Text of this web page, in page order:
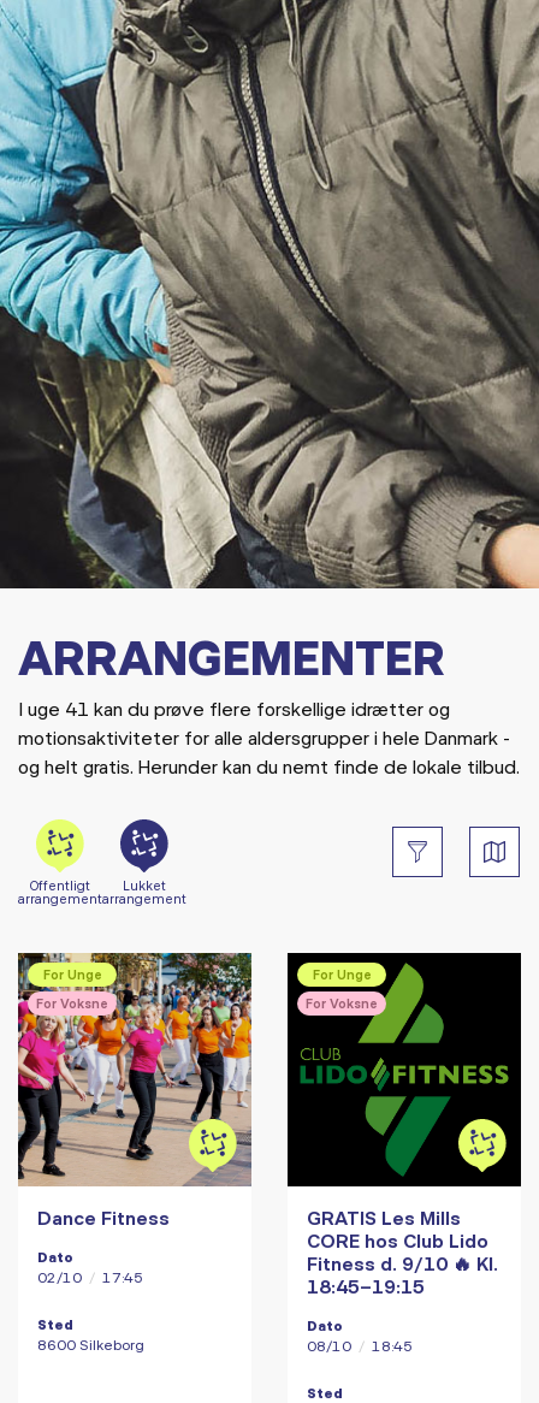
ARRANGEMENTER
I uge 41 kan du prøve flere forskellige idrætter og
motionsaktiviteter for alle aldersgrupper i hele Danmark -
og helt gratis. Herunder kan du nemt finde de lokale tilbud.
Offentligt
arrangement
Lukket
arrangement
For Unge
For Voksne
Dance Fitness
Dato
02/10 / 17:45
Sted
8600 Silkeborg
For Unge
For Voksne
GRATIS Les Mills
CORE hos Club Lido
Fitness d. 9/10 🔥 Kl.
18:45–19:15
Dato
08/10 / 18:45
Sted